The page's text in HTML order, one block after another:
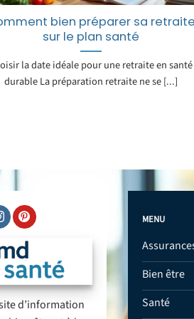
bien préparer sa retraite
sur le plan santé
la date idéale pour une retraite en santé
durable La préparation retraite ne se [...]
d’information
MENU
Bien être
Santé